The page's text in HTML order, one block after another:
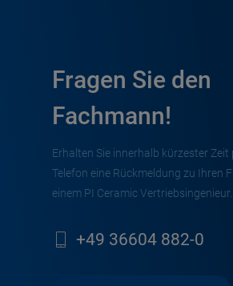
Fragen Sie den
Fachmann!
Erhalten Sie innerhalb kürzester Zeit
Telefon eine Rückmeldung zu Ihren
einem PI Ceramic Vertriebsingenieur.
+49 36604 882-0